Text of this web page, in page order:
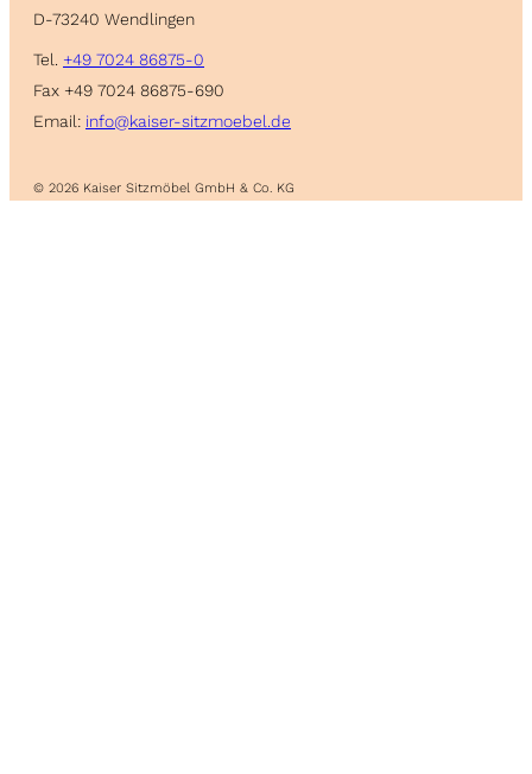
D-73240 Wendlingen
Tel. +49 7024 86875-0
Fax +49 7024 86875-690
Email: info@kaiser-sitzmoebel.de
© 2026 Kaiser Sitzmöbel GmbH & Co. KG